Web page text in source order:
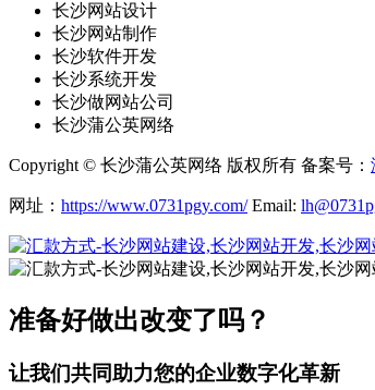
长沙网站设计
长沙网站制作
长沙软件开发
长沙系统开发
长沙做网站公司
长沙蒲公英网络
Copyright © 长沙蒲公英网络 版权所有 备案号：
网址： https://www.0731pgy.com/ Email:
准备好做出改变了吗？
让我们共同助力您的企业数字化革新